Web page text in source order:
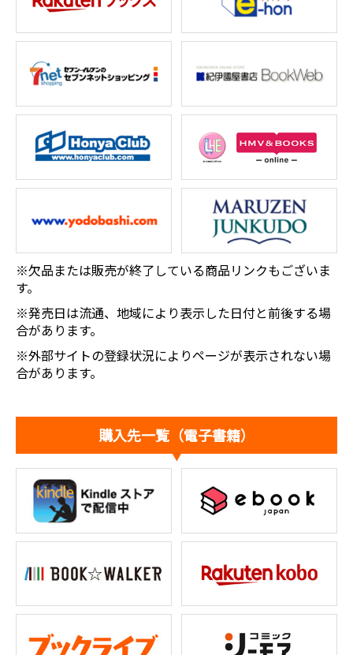
※欠品または販売が終了している商品リンクもございま
す。
※発売日は流通、地域により表示した日付と前後する場
合があります。
※外部サイトの登録状況によりページが表示されない場
合があります。
購入先一覧（電子書籍）